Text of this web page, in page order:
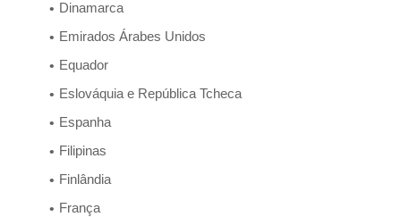
Dinamarca
Emirados Árabes Unidos
Equador
Eslováquia e República Tcheca
Espanha
Filipinas
Finlândia
França